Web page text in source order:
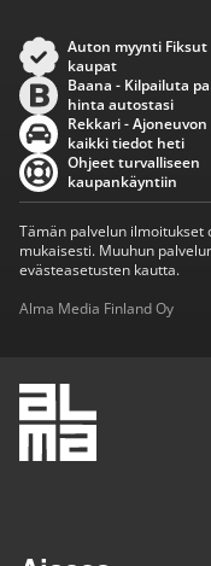
Auton myynti Fiksut
kaupat
Baana - Kilpailuta
hinta autostasi
Rekkari - Ajoneuvon
kaikki tiedot heti
Ohjeet turvalliseen
kaupankäyntiin
Tämän palvelun ilmoitukset
mukaisesti. Muuhun
evästeasetusten kautta.
Alma Media Finland Oy